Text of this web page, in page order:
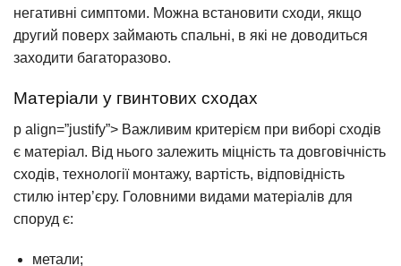
негативні симптоми. Можна встановити сходи, якщо
другий поверх займають спальні, в які не доводиться
заходити багаторазово.
Матеріали у гвинтових сходах
p align=”justify”> Важливим критерієм при виборі сходів
є матеріал. Від нього залежить міцність та довговічність
сходів, технології монтажу, вартість, відповідність
стилю інтер’єру. Головними видами матеріалів для
споруд є:
метали;